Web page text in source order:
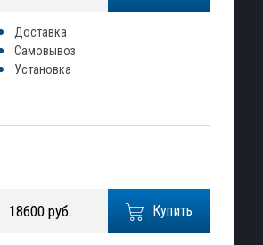
Доставка
Самовывоз
Установка
Купить
18600 руб.